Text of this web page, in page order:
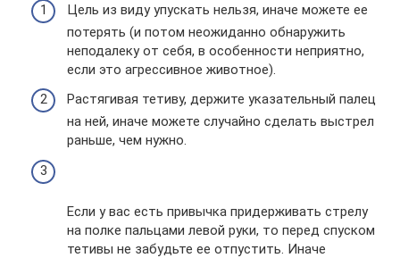
Цель из виду упускать нельзя, иначе можете ее
потерять (и потом неожиданно обнаружить
неподалеку от себя, в особенности неприятно,
если это агрессивное животное).
Растягивая тетиву, держите указательный палец
на ней, иначе можете случайно сделать выстрел
раньше, чем нужно.
Если у вас есть привычка придерживать стрелу
на полке пальцами левой руки, то перед спуском
тетивы не забудьте ее отпустить. Иначе